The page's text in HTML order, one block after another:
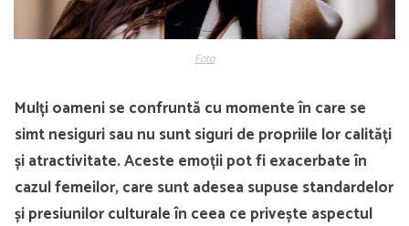
Foto
Mulți oameni se confruntă cu momente în care se
simt nesiguri sau nu sunt siguri de propriile lor calități
și atractivitate. Aceste emoții pot fi exacerbate în
cazul femeilor, care sunt adesea supuse standardelor
și presiunilor culturale în ceea ce privește aspectul